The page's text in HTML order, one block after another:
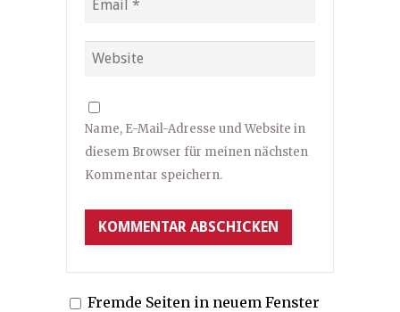
Name, E-Mail-Adresse und Website in
diesem Browser für meinen nächsten
Kommentar speichern.
Fremde Seiten in neuem Fenster